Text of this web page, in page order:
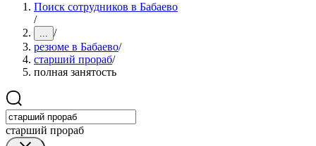
Поиск сотрудников в Бабаево
/
... /
резюме в Бабаево/
старший прораб/
полная занятость
старший прораб